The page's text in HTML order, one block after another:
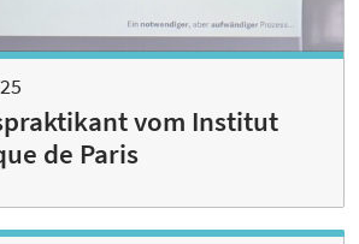
vom Institut
de Paris